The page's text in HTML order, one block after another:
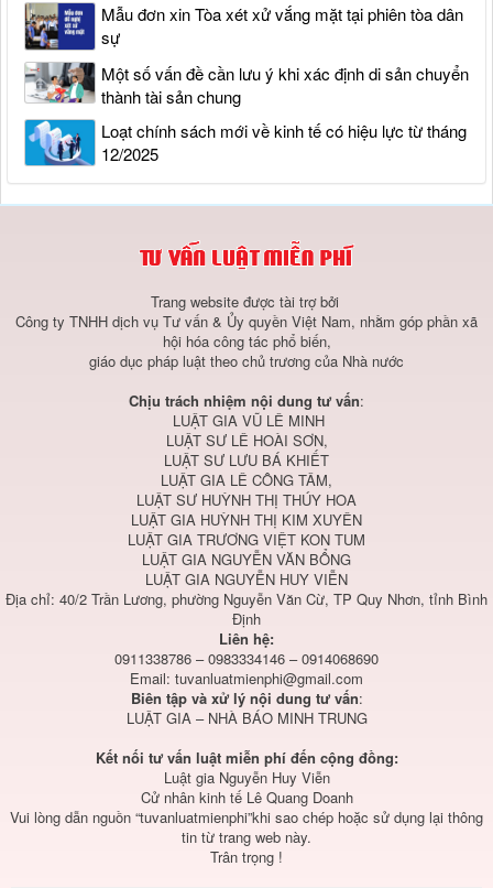
Mẫu đơn xin Tòa xét xử vắng mặt tại phiên tòa dân
sự
Một số vấn đề cần lưu ý khi xác định di sản chuyển
thành tài sản chung
Loạt chính sách mới về kinh tế có hiệu lực từ tháng
12/2025
Trang website được tài trợ bởi
Công ty TNHH dịch vụ Tư vấn & Ủy quyền Việt Nam, nhằm góp phần xã
hội hóa công tác phổ biến,
giáo dục pháp luật theo chủ trương của Nhà nước
Chịu trách nhiệm nội dung tư vấn:
LUẬT GIA VŨ LÊ MINH
LUẬT SƯ LÊ HOÀI SƠN,
LUẬT SƯ LƯU BÁ KHIẾT
LUẬT GIA LÊ CÔNG TÂM,
LUẬT SƯ HUỲNH THỊ THÚY HOA
LUẬT GIA HUỲNH THỊ KIM XUYÊN
LUẬT GIA TRƯƠNG VIỆT KON TUM
LUẬT GIA NGUYỄN VĂN BỔNG
LUẬT GIA NGUYỄN HUY VIỄN
Địa chỉ: 40/2 Trần Lương, phường Nguyễn Văn Cừ, TP Quy Nhơn, tỉnh Bình
Định
Liên hệ:
0911338786 – 0983334146 – 0914068690
Email: tuvanluatmienphi@gmail.com
Biên tập và xử lý nội dung tư vấn:
LUẬT GIA – NHÀ BÁO MINH TRUNG
Kết nối tư vấn luật miễn phí đến cộng đồng:
Luật gia Nguyễn Huy Viễn
Cử nhân kinh tế Lê Quang Doanh
Vui lòng dẫn nguồn “tuvanluatmienphi”khi sao chép hoặc sử dụng lại thông
tin từ trang web này.
Trân trọng !